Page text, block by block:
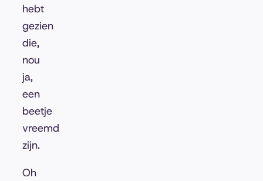
hebt
gezien
die,
nou
ja,
een
beetje
vreemd
zijn.
Oh